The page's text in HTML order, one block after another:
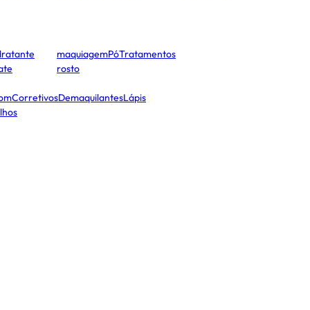
CorretivosDemaquilantesLápis
maquiagemPóTratamentos
rosto